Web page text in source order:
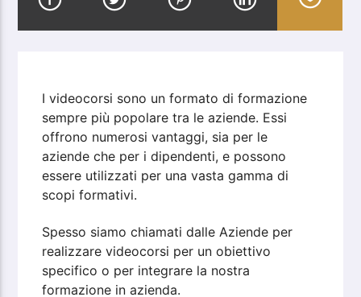
I videocorsi sono un formato di formazione
sempre più popolare tra le aziende. Essi
offrono numerosi vantaggi, sia per le
aziende che per i dipendenti, e possono
essere utilizzati per una vasta gamma di
scopi formativi.
Spesso siamo chiamati dalle Aziende per
realizzare videocorsi per un obiettivo
specifico o per integrare la nostra
formazione in azienda.